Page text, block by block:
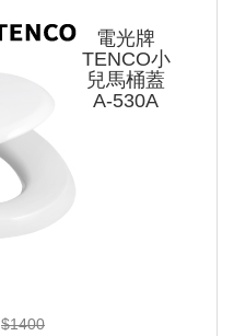
電光牌
TENCO小
兒馬桶蓋
A-530A
$1400